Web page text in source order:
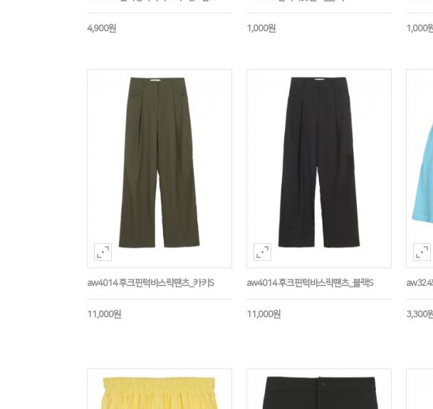
4,900원 1,000원 1,000
aw4014 후크핀턱바스락팬츠_카키S
11,000원
aw4014 후크핀턱바스락팬츠_블랙S
11,000원 3,300